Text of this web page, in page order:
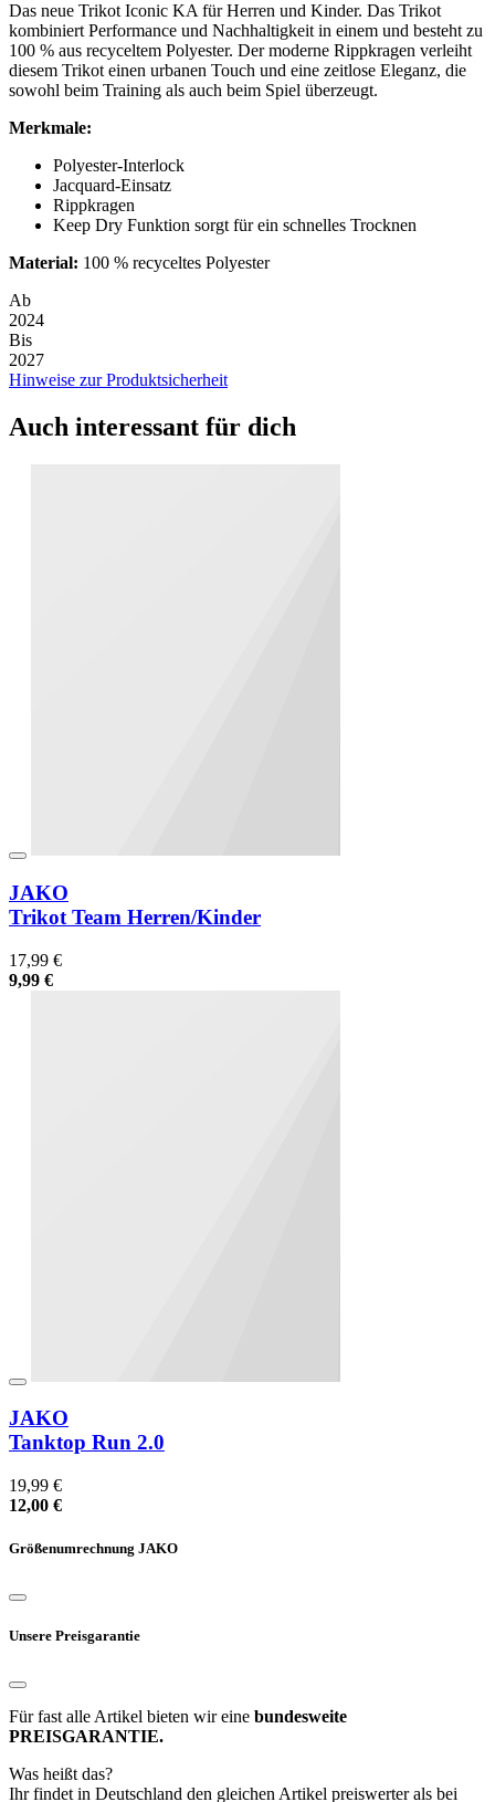
Das neue Trikot Iconic KA für Herren und Kinder. Das Trikot
kombiniert Performance und Nachhaltigkeit in einem und besteht zu
100 % aus recyceltem Polyester. Der moderne Rippkragen verleiht
diesem Trikot einen urbanen Touch und eine zeitlose Eleganz, die
sowohl beim Training als auch beim Spiel überzeugt.
Merkmale:
Polyester-Interlock
Jacquard-Einsatz
Rippkragen
Keep Dry Funktion sorgt für ein schnelles Trocknen
Material: 100 % recyceltes Polyester
Ab
2024
Bis
2027
Hinweise zur Produktsicherheit
Auch interessant für dich
JAKO
Trikot Team Herren/Kinder
17,99 €
9,99 €
JAKO
Tanktop Run 2.0
19,99 €
12,00 €
Größenumrechnung JAKO
Unsere Preisgarantie
Für fast alle Artikel bieten wir eine bundesweite
PREISGARANTIE.
Was heißt das?
Ihr findet in Deutschland den gleichen Artikel preiswerter als bei